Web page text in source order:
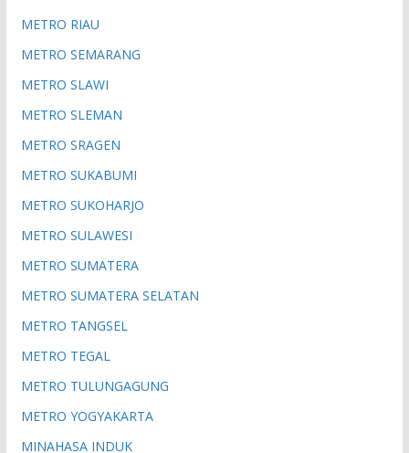
METRO RIAU
METRO SEMARANG
METRO SLAWI
METRO SLEMAN
METRO SRAGEN
METRO SUKABUMI
METRO SUKOHARJO
METRO SULAWESI
METRO SUMATERA
METRO SUMATERA SELATAN
METRO TANGSEL
METRO TEGAL
METRO TULUNGAGUNG
METRO YOGYAKARTA
MINAHASA INDUK